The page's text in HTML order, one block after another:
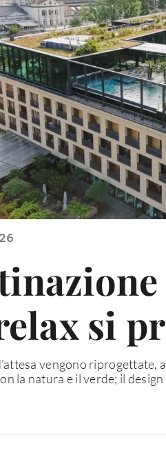
si
vengono
la natura e il verde; il